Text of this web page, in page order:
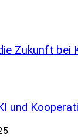
Zukunft bei
und